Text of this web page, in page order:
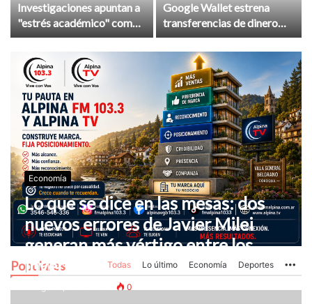
Investigaciones apuntan a
"estrés académico" como
causa del tiroteo en
Google Wallet estrena
transferencias de dinero
entre padres e hijos con
control parental en Estados
Unidos
Populares Todas Lo último Economía Deportes
Economía
Lo que se dice en las mesas: dos
nuevos errores de Javier Milei
generan más vértigo entre los
inversores
0